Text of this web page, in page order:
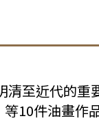
至近代的重
10件油畫作